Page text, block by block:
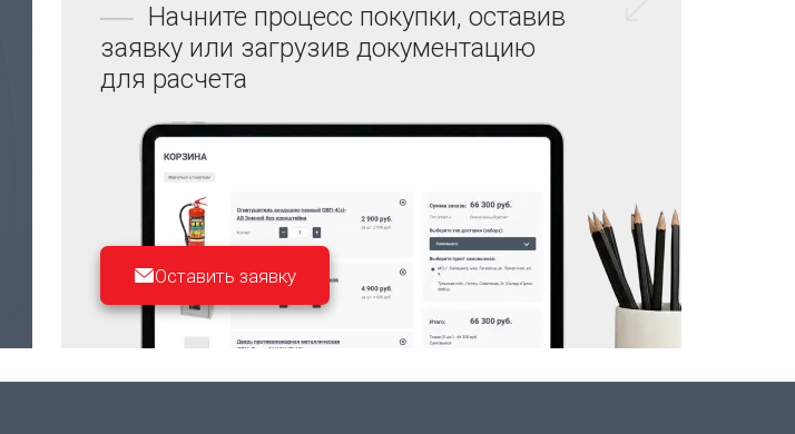
Начните процесс покупки, оставив
заявку или загрузив документацию
для расчета
Оставить заявку